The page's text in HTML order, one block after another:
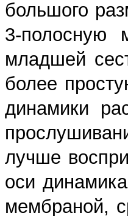
большого
3-полосную
младшей
более
динамики
лучше
оси
мембраной,